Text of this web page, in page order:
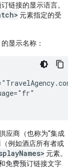
链接的显示语言。
元素指定的受
显示名称：
应商（也称为“集成
例如酒店所有者或
元素。
免费预订链接文字